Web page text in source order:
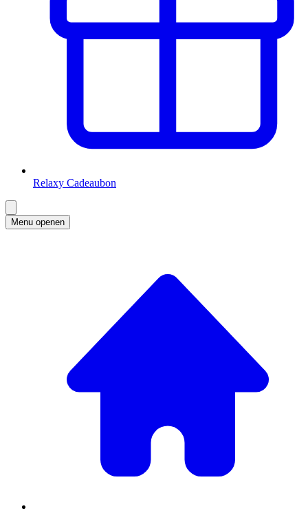
Relaxy Cadeaubon
Menu openen